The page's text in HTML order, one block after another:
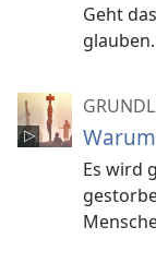
Geht
glauben.
Es wird